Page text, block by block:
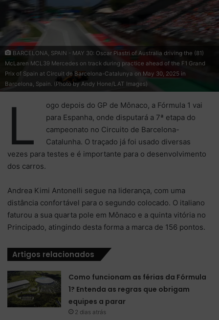
BARCELONA, SPAIN - MAY 30: Oscar Piastri of Australia driving the (81)
McLaren MCL39 Mercedes on track during practice ahead of the F1 Grand
Prix of Spain at Circuit de Barcelona-Catalunya on May 30, 2025 in
Barcelona, Spain. (Photo by Andy Hone/LAT Images)
L
ogo depois do GP de Mônaco, a Fórmula 1 vai
para Espanha, onde disputará a 7ª etapa do
campeonato no Circuito de Barcelona-
Catalunha. O traçado já foi usado diversas
vezes para testes e é importante para o desenvolvimento
dos carros.
Andrea Kimi Antonelli segue na liderança, com uma
distância confortável para o segundo colocado. O italiano
faturou a sua quarta pole em Mônaco e a quinta vitória no
Principado, atingindo desta forma a marca de 156 pontos.
Artigos relacionados
Como funcionam as férias da Fórmula
1? Entenda as regras que obrigam
equipes a parar
2 dias atrás